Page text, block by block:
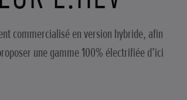
commercialisé en version hybride, afin
une gamme 100% électrifiée d’ici